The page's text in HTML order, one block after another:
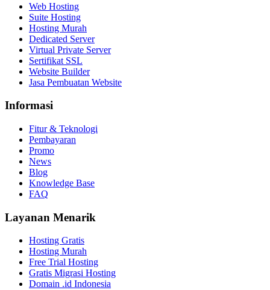
Web Hosting
Suite Hosting
Hosting Murah
Dedicated Server
Virtual Private Server
Sertifikat SSL
Website Builder
Jasa Pembuatan Website
Informasi
Fitur & Teknologi
Pembayaran
Promo
News
Blog
Knowledge Base
FAQ
Layanan Menarik
Hosting Gratis
Hosting Murah
Free Trial Hosting
Gratis Migrasi Hosting
Domain .id Indonesia